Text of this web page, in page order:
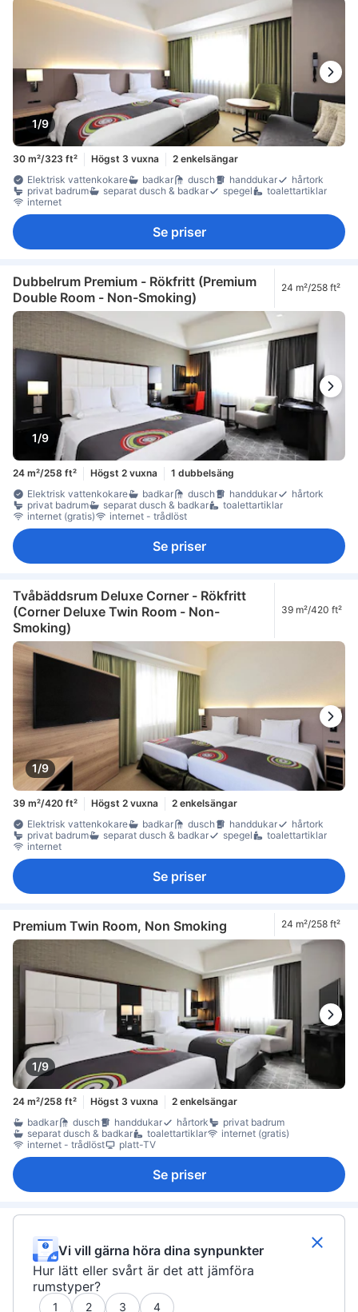
1/9
30 m²/323 ft² Högst 3 vuxna
2 enkelsängar
Elektrisk vattenkokare
badkar dusch handdukar
hårtork
privat badrum
separat dusch & badkar spegel
toalettartiklar
internet
Se priser
Dubbelrum Premium - Rökfritt (Premium
Double Room - Non-Smoking)
24 m²/258 ft²
1/9
24 m²/258 ft² Högst 2 vuxna
1 dubbelsäng
Elektrisk vattenkokare
badkar dusch handdukar
hårtork
privat badrum
separat dusch & badkar
toalettartiklar
internet (gratis)
internet - trådlöst
Se priser
Tvåbäddsrum Deluxe Corner - Rökfritt
(Corner Deluxe Twin Room - Non-
Smoking)
39 m²/420 ft²
1/9
39 m²/420 ft² Högst 2 vuxna
2 enkelsängar
Elektrisk vattenkokare
badkar dusch handdukar
hårtork
privat badrum
separat dusch & badkar spegel
toalettartiklar
internet
Se priser
Premium Twin Room, Non Smoking 24 m²/258 ft²
1/9
24 m²/258 ft² Högst 3 vuxna
2 enkelsängar
badkar
dusch handdukar hårtork
privat badrum
separat dusch & badkar
toalettartiklar
internet (gratis)
internet - trådlöst
platt-TV
Se priser
Vi vill gärna höra dina synpunkter
Hur lätt eller svårt är det att jämföra
rumstyper?
1 2 3 4